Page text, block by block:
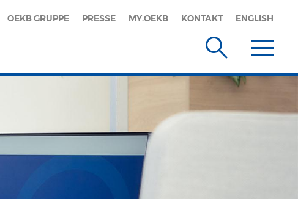
OEKB GRUPPE PRESSE MY.OEKB KONTAKT ENGLISH